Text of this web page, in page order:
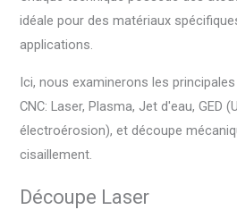
idéale pour des matériaux
applications.
Ici, nous examinerons les
CNC: Laser, Plasma, Jet d'eau, GED
électroérosion), et découpe
cisaillement.
Découpe Laser